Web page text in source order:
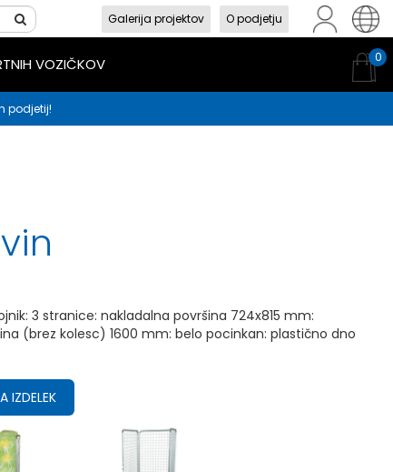
en
Galerija projektov O podjetju
VOZIČKOV 0
podjetij!
3 stranice: nakladalna površina 724x815 mm:
(brez kolesc) 1600 mm: belo pocinkan: plastično dno
IZDELEK